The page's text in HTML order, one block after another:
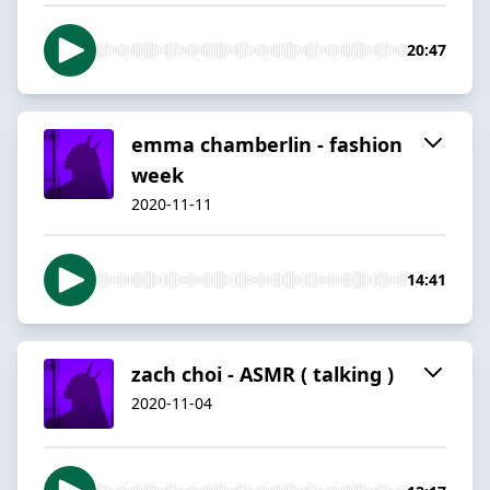
20:47
emma chamberlin - fashion
week
2020-11-11
14:41
zach choi - ASMR ( talking )
2020-11-04